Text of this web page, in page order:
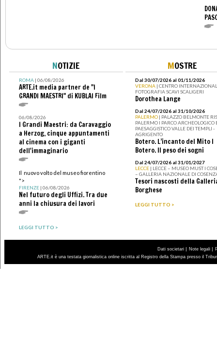
NOTIZIE
ROMA| 06/08/2026
ARTE.it media partner de "I
GRANDI MAESTRI" di KUBLAI Film
06/08/2026
I Grandi Maestri: da Caravaggio
a Herzog, cinque appuntamenti
al cinema con i giganti
dell'immaginario
Il nuovo volto del museo fiorentino
">
FIRENZE| 06/08/2026
Nel futuro degli Uffizi. Tra due
anni la chiusura dei lavori
LEGGI TUTTO >
MOSTRE
Dal 30/07/2026 al 01/11/2026
VERONA | CENTRO
FOTOGRAFIA SCAVI SCALIGERI
Dorothea Lange
Dal 24/07/2026 al 31/10/2026
PALERMO | PALAZZO BELMONTE
PALERMO I PARCO ARCHEOLOGICO
PAESAGGISTICO VALLE DEI TEMPLI -
AGRIGENTO
Botero. L’incanto del Mito I
Botero. Il peso dei sogni
Dal 24/07/2026 al 31/01/2027
LECCE | LECCE – MUSEO MUST I
– GALLERIA NAZIONALE DI
Tesori nascosti della
Borghese
LEGGI TUTTO >
Dati societari | Note legali |
ARTE.it è una testata giornalistica online iscritta al Registro della Stampa presso il